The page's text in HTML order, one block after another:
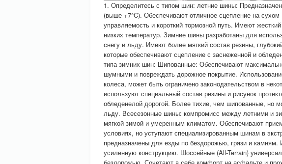
1. Определитесь с типом шин: летние шины:
(выше +7°C). Обеспечивают отличное сцепление на
управляемость и короткий тормозной путь. Имеют
низких температур. Зимние шины разработаны для
снегу и льду. Имеют более мягкий состав резины,
которые обеспечивают сцепление с заснеженной и
типа зимних шин: Шипованные: Обеспечивают
шумными и повреждать дорожное покрытие.
колеса, может быть ограничено законодательством в
используют специальный состав резины и рисунок
обледенелой дорогой. Более тихие, чем шипованные, но
льду. Всесезонные шины: компромисс между летними и
мягкой зимой и умеренным климатом. Обеспечивают
условиях, но уступают специализированным шинам в
предназначены для езды по бездорожью, грязи и камням.
усиленную конструкцию. Шоссейные (All-Terrain)